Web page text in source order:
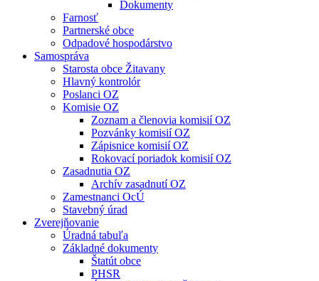
Dokumenty
Farnosť
Partnerské obce
Odpadové hospodárstvo
Samospráva
Starosta obce Žitavany
Hlavný kontrolór
Poslanci OZ
Komisie OZ
Zoznam a členovia komisií OZ
Pozvánky komisií OZ
Zápisnice komisií OZ
Rokovací poriadok komisií OZ
Zasadnutia OZ
Archív zasadnutí OZ
Zamestnanci OcÚ
Stavebný úrad
Zverejňovanie
Úradná tabuľa
Základné dokumenty
Štatút obce
PHSR